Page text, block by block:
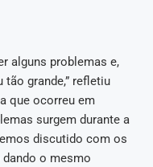
alguns problemas e,
grande,” refletiu
que ocorreu em
surgem durante a
discutido com os
o mesmo